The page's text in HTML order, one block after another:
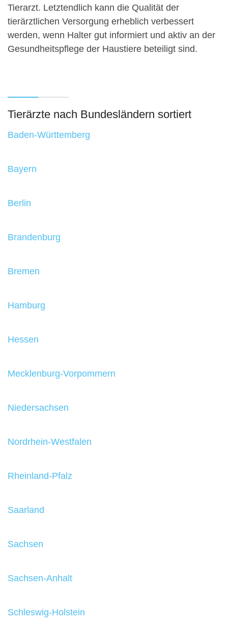
Tierarzt. Letztendlich kann die Qualität der
tierärztlichen Versorgung erheblich verbessert
werden, wenn Halter gut informiert und aktiv an der
Gesundheitspflege der Haustiere beteiligt sind.
Tierärzte nach Bundesländern sortiert
Baden-Württemberg
Bayern
Berlin
Brandenburg
Bremen
Hamburg
Hessen
Mecklenburg-Vorpommern
Niedersachsen
Nordrhein-Westfalen
Rheinland-Pfalz
Saarland
Sachsen
Sachsen-Anhalt
Schleswig-Holstein